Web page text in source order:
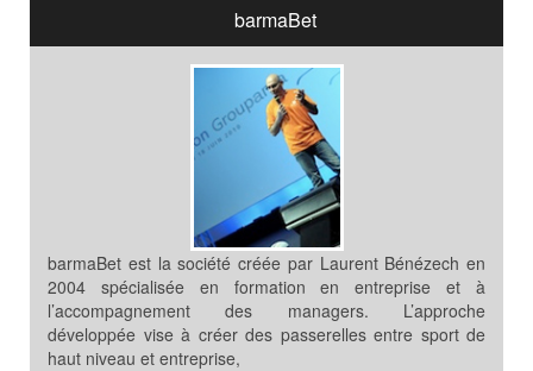
barmaBet
barmaBet est la société créée par Laurent Bénézech en
2004 spécialisée en formation en entreprise et à
l’accompagnement des managers. L’approche
développée vise à créer des passerelles entre sport de
haut niveau et entreprise,